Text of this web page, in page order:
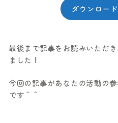
ダウンロー
最後まで記事をお読みいただ
ました！
今回の記事があなたの活動の
です＾＾